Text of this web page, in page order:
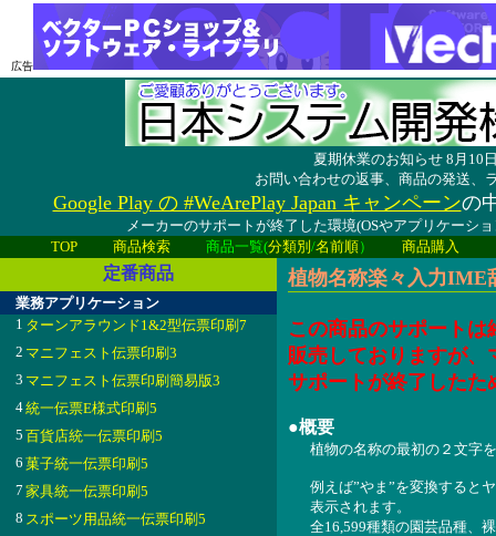
広告
夏期休業のお知らせ 8月10
お問い合わせの返事、商品の発送、
Google Play の #WeArePlay Japan キャンペーンの
メーカーのサポートが終了した環境(OSやアプリケーシ
TOP
商品検索 商品一覧(分類別 /名前順） 商品購入
定番商品
業務アプリケーション
1 ターンアラウンド1&2型伝票印刷7
2 マニフェスト伝票印刷3
3 マニフェスト伝票印刷簡易版3
4統一伝票E様式印刷5
5 百貨店統一伝票印刷5
6 菓子統一伝票印刷5
7 家具統一伝票印刷5
8 スポーツ用品統一伝票印刷5
植物名称楽々入力IME
この商品のサポートは
販売しておりますが、
サポートが終了したた
●概要
植物の名称の最初の２文字
例えば”やま”を変換すると
表示されます。
全16,599種類の園芸品種、